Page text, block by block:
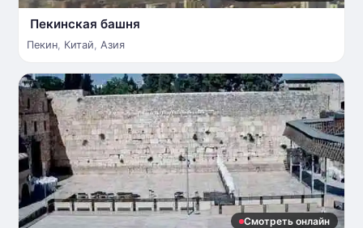
Пекинская башня
Пекин, Китай, Азия
Смотреть онлайн